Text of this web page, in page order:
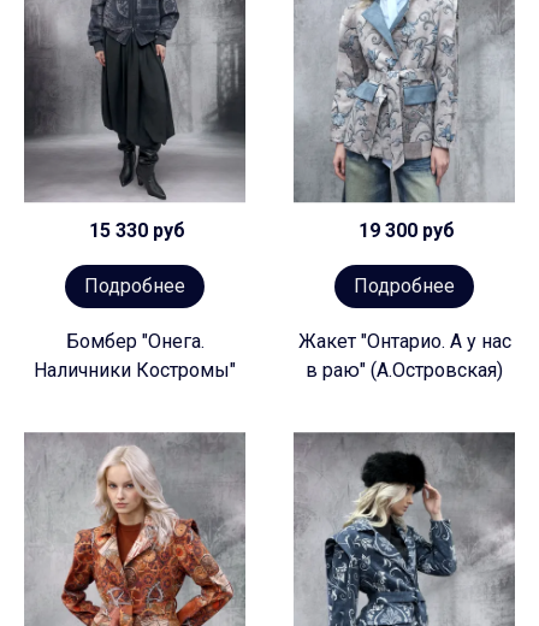
15 330 руб
Подробнее
Бомбер "Онега.
Наличники Костромы"
19 300 руб
Подробнее
Жакет "Онтарио. А у нас
в раю" (А.Островская)